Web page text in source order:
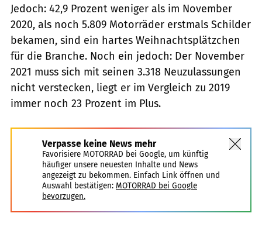
Jedoch: 42,9 Prozent weniger als im November
2020, als noch 5.809 Motorräder erstmals Schilder
bekamen, sind ein hartes Weihnachtsplätzchen
für die Branche. Noch ein jedoch: Der November
2021 muss sich mit seinen 3.318 Neuzulassungen
nicht verstecken, liegt er im Vergleich zu 2019
immer noch 23 Prozent im Plus.
Verpasse keine News mehr
Favorisiere MOTORRAD bei Google, um künftig
häufiger unsere neuesten Inhalte und News
angezeigt zu bekommen. Einfach Link öffnen und
Auswahl bestätigen: MOTORRAD bei Google
bevorzugen.